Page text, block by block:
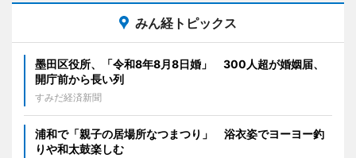
みん経トピックス
墨田区役所、「令和8年8月8日婚」 300人超が婚姻届、
開庁前から長い列
すみだ経済新聞
浦和で「親子の居場所なつまつり」 浴衣姿でヨーヨー釣
りや和太鼓楽しむ